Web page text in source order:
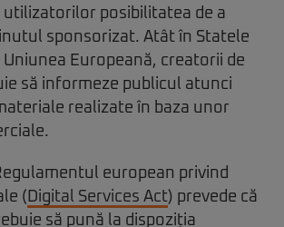
utilizatorilor posibilitatea de a
sponsorizat. Atât în Statele
Uniunea Europeană, creatorii de
să informeze publicul atunci
realizate în baza unor
european privind
( Digital Services Act) prevede că
să pună la dispoziția